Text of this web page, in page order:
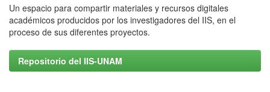
Un espacio para compartir materiales y recursos digitales
académicos producidos por los investigadores del IIS, en el
proceso de sus diferentes proyectos.
Repositorio del IIS-UNAM